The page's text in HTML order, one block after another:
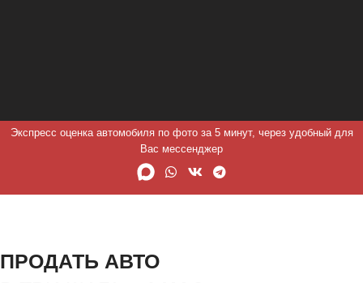
Экспресс оценка автомобиля по фото за 5 минут, через удобный для
Вас мессенджер
ПРОДАТЬ АВТО